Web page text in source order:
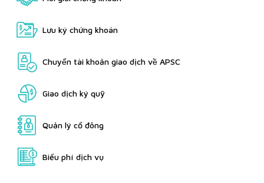
Lưu ký chứng khoán
Chuyển tài khoản giao dịch về APSC
Giao dịch ký quỹ
Quản lý cổ đông
Biểu phí dịch vụ